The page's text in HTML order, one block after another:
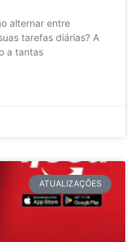
alternar entre
tarefas diárias? A
a tantas
ATUALIZAÇÕES